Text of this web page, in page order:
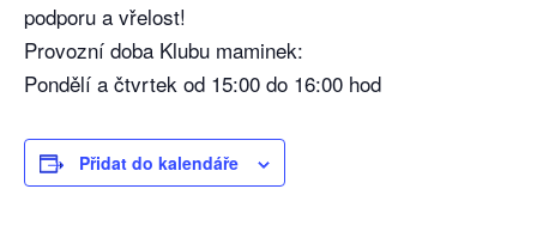
podporu a vřelost!
Provozní doba Klubu maminek:
Pondělí a čtvrtek od 15:00 do 16:00 hod
Přidat do kalendáře